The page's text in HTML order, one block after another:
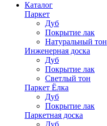
Каталог
Паркет
Дуб
Покрытие лак
Натуральный тон
Инженерная доска
Дуб
Покрытие лак
Светлый тон
Паркет Ёлка
Дуб
Покрытие лак
Паркетная доска
Дуб